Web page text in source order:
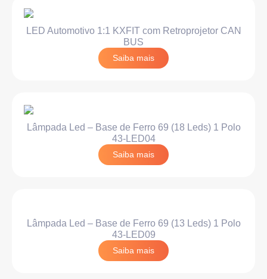
LED Automotivo 1:1 KXFIT com Retroprojetor CAN
BUS
Saiba mais
Lâmpada Led – Base de Ferro 69 (18 Leds) 1 Polo
43-LED04
Saiba mais
Lâmpada Led – Base de Ferro 69 (13 Leds) 1 Polo
43-LED09
Saiba mais